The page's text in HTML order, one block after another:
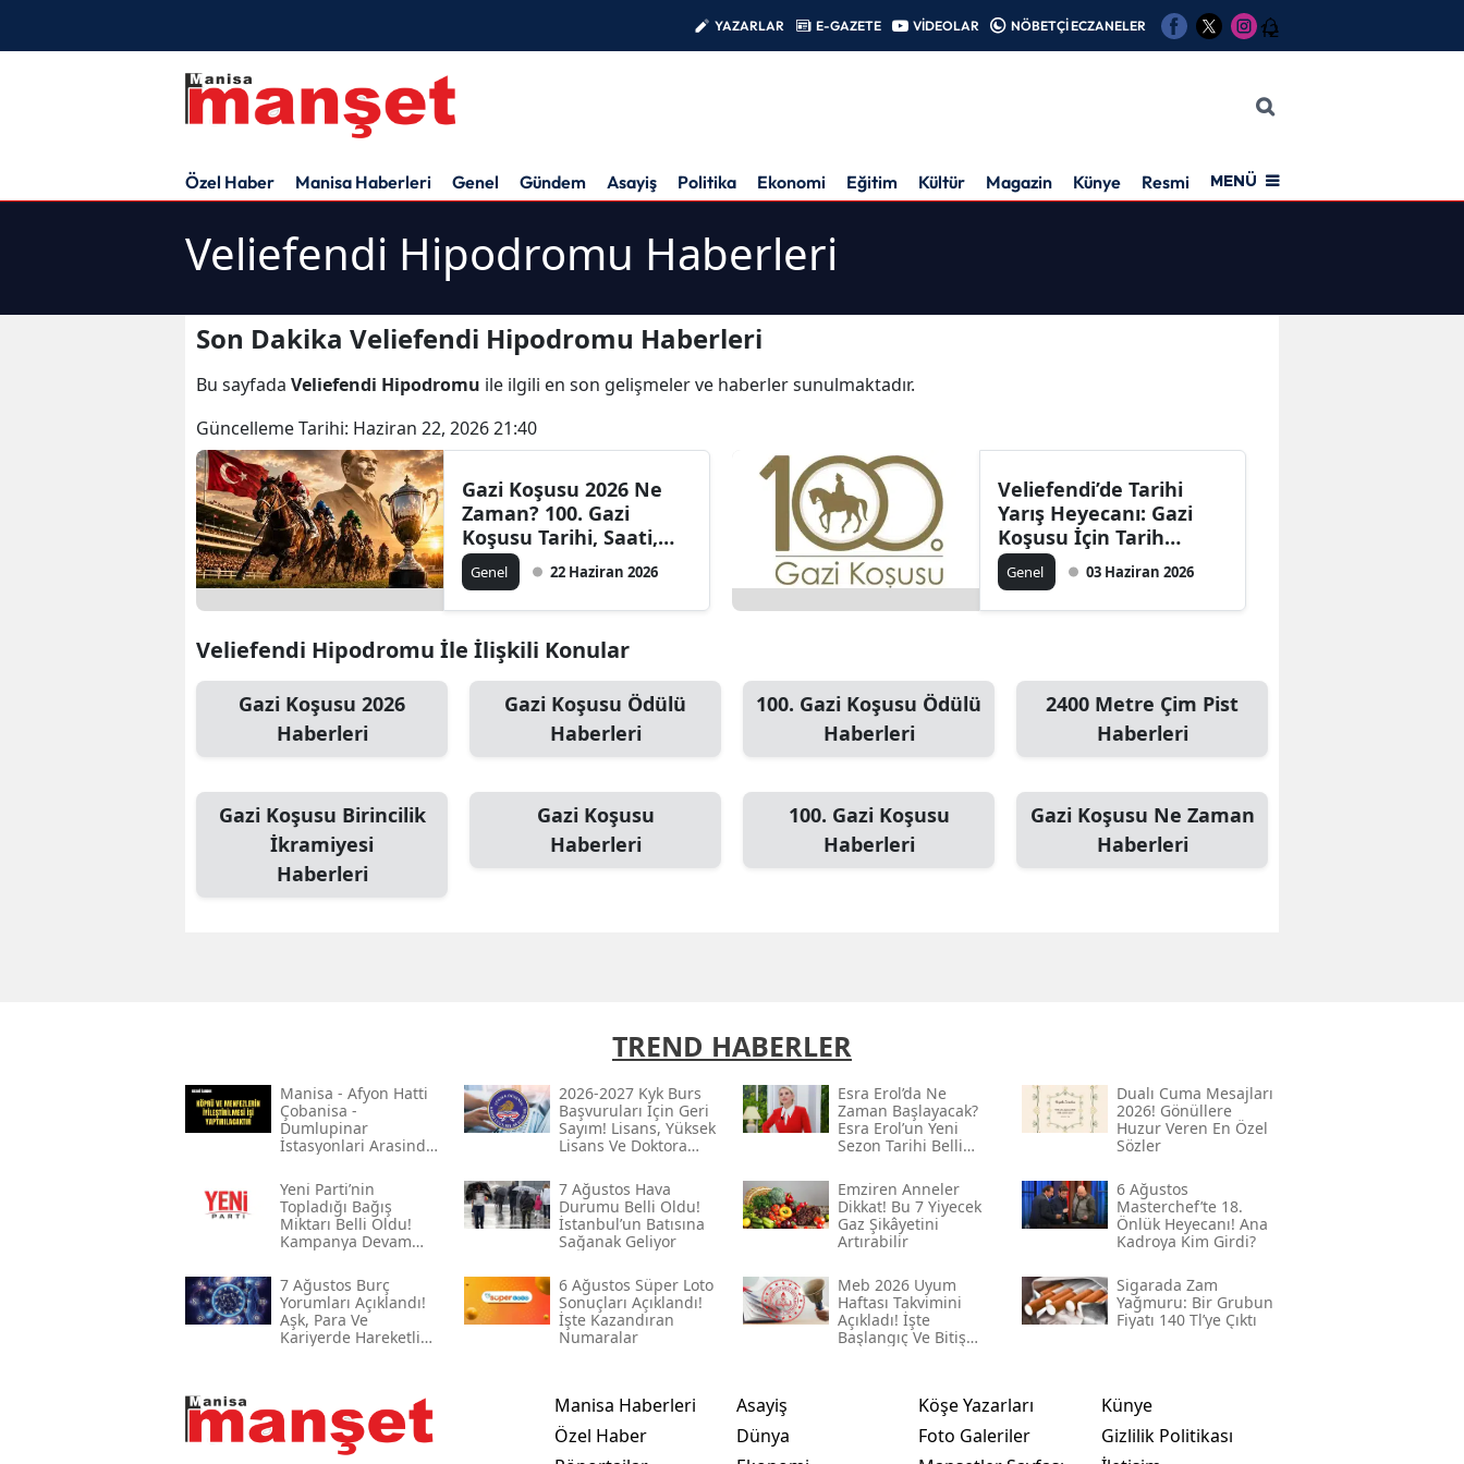
YAZARLAR E-GAZETE VİDEOLAR NÖBETÇİ ECZANELER 12
Özel Haber Manisa Haberleri Genel Gündem Asayiş Politika Ekonomi Eğitim Kültür Magazin Künye Resmi İlanMENÜ
Veliefendi Hipodromu Haberleri
Son Dakika Veliefendi Hipodromu Haberleri
Bu sayfada Veliefendi Hipodromu ile ilgili en son gelişmeler ve haberler sunulmaktadır.
Güncelleme Tarihi: Haziran 22, 2026 21:40
Gazi Koşusu 2026 Ne
Zaman? 100. Gazi
Koşusu Tarihi, Saati,
Yeri ve Birincilik Ödülü
Genel 22 Haziran 2026
Veliefendi’de Tarihi
Yarış Heyecanı: Gazi
Koşusu İçin Tarih
Açıklandı
Genel 03 Haziran 2026
Veliefendi Hipodromu İle İlişkili Konular
Gazi Koşusu 2026
Haberleri
Gazi Koşusu Ödülü
Haberleri
100. Gazi Koşusu Ödülü
Haberleri
2400 Metre Çim Pist
Haberleri
Gazi Koşusu Birincilik
İkramiyesi
Haberleri
Gazi Koşusu
Haberleri
100. Gazi Koşusu
Haberleri
Gazi Koşusu Ne Zaman
Haberleri
TREND HABERLER
Mani̇sa - Afyon Hatti
Çobani̇sa -
Dumlupinar
İstasyonlari Arasinda
Ve Menfezleri̇n
Boyanmasi İle Köprü
Ve Menfezleri̇n
İyi̇leşti̇ri̇lmesi̇ İşi̇
2026-2027 Kyk Burs
Başvuruları Için Geri
Sayım! Lisans, Yüksek
Lisans Ve Doktora
Esra Erol’da Ne
Zaman Başlayacak?
Esra Erol’un Yeni
Sezon Tarihi Belli
Dualı Cuma Mesajları
2026! Gönüllere
Huzur Veren En Özel
Sözler
Yeni̇ Parti’nin
Topladığı Bağış
Miktarı Belli Oldu!
Kampanya Devam
7 Ağustos Hava
Durumu Belli Oldu!
İstanbul’un Batısına
Sağanak Geliyor
Emziren Anneler
Dikkat! Bu 7 Yiyecek
Gaz Şikâyetini
Artırabilir
6 Ağustos
Masterchef’te 18.
Önlük Heyecanı! Ana
Kadroya Kim Girdi?
7 Ağustos Burç
Yorumları Açıklandı!
Aşk, Para Ve
Kariyerde Hareketli
6 Ağustos Süper Loto
Sonuçları Açıklandı!
İşte Kazandıran
Numaralar
Meb 2026 Uyum
Haftası Takvimini
Açıkladı! İşte
Başlangıç Ve Bitiş
Sigarada Zam
Yağmuru: Bir Grubun
Fiyatı 140 Tl’ye Çıktı
Manisa Haberleri
Özel Haber
Asayiş
Dünya
Köşe Yazarları
Foto Galeriler
Künye
Gizlilik Politikası